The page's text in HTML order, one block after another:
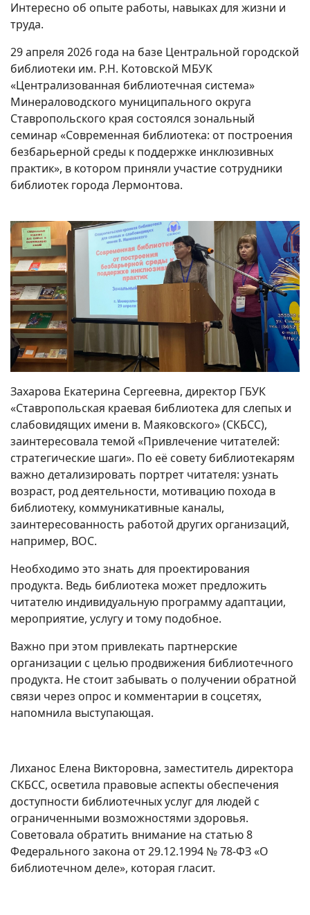
Интересно об опыте работы, навыках для жизни и
труда.
29 апреля 2026 года на базе Центральной городской
библиотеки им. Р.Н. Котовской МБУК
«Централизованная библиотечная система»
Минераловодского муниципального округа
Ставропольского края состоялся зональный
семинар «Современная библиотека: от построения
безбарьерной среды к поддержке инклюзивных
практик», в котором приняли участие сотрудники
библиотек города Лермонтова.
Захарова Екатерина Сергеевна, директор ГБУК
«Ставропольская краевая библиотека для слепых и
слабовидящих имени в. Маяковского» (СКБСС),
заинтересовала темой «Привлечение читателей:
стратегические шаги». По её совету библиотекарям
важно детализировать портрет читателя: узнать
возраст, род деятельности, мотивацию похода в
библиотеку, коммуникативные каналы,
заинтересованность работой других организаций,
например, ВОС.
Необходимо это знать для проектирования
продукта. Ведь библиотека может предложить
читателю индивидуальную программу адаптации,
мероприятие, услугу и тому подобное.
Важно при этом привлекать партнерские
организации с целью продвижения библиотечного
продукта. Не стоит забывать о получении обратной
связи через опрос и комментарии в соцсетях,
напомнила выступающая.
Лиханос Елена Викторовна, заместитель директора
СКБСС, осветила правовые аспекты обеспечения
доступности библиотечных услуг для людей с
ограниченными возможностями здоровья.
Советовала обратить внимание на статью 8
Федерального закона от 29.12.1994 № 78-ФЗ «О
библиотечном деле», которая гласит.